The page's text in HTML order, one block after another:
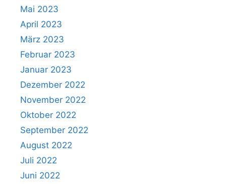
Mai 2023
April 2023
März 2023
Februar 2023
Januar 2023
Dezember 2022
November 2022
Oktober 2022
September 2022
August 2022
Juli 2022
Juni 2022